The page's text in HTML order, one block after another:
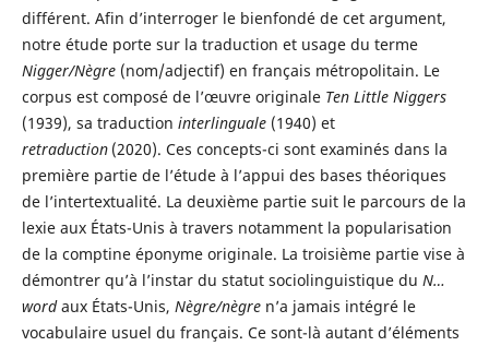
différent. Afin d’interroger le bienfondé de cet argument,
notre étude porte sur la traduction et usage du terme
Nigger/Nègre(nom/adjectif) en français métropolitain. Le
corpus est composé de l’œuvre originale Ten Little Niggers
(1939), sa traduction interlinguale(1940) et
retraduction (2020). Ces concepts-ci sont examinés dans la
première partie de l’étude à l’appui des bases théoriques
de l’intertextualité. La deuxième partie suit le parcours de la
lexie aux États-Unis à travers notamment la popularisation
de la comptine éponyme originale. La troisième partie vise à
démontrer qu’à l’instar du statut sociolinguistique du N…
wordaux États-Unis, Nègre/nègren’a jamais intégré le
vocabulaire usuel du français. Ce sont-là autant d’éléments